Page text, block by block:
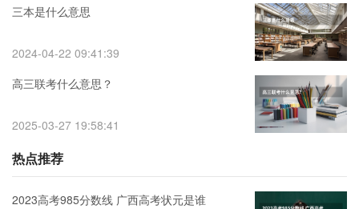
三本是什么意思
2024-04-22 09:41:39
高三联考什么意思？
2025-03-27 19:58:41
热点推荐
2023高考985分数线 广西高考状元是谁